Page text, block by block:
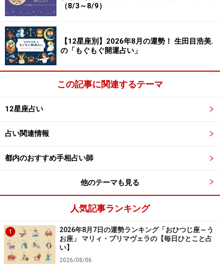
法」！
8位：しし座／獅子座（7月23日～8月22日
「しし座」の今日の運勢
自分の誤りに気が付いたら謝ろう。プライドは手放すこ
と。
（8/3～8/9）
【12星座別】2026年8月の運勢！ 生田目浩美.
の「もぐもぐ開運占い」
この記事に関連するテーマ
12星座占い
占い関連情報
都内のおすすめ手相占い師
他のテーマも見る
人気記事ランキング
1
2026年8月7日の運勢ランキング「おひつじ座～う
お座」 マリィ・プリマヴェラの【毎日ひとこと占
い】
2026/08/06